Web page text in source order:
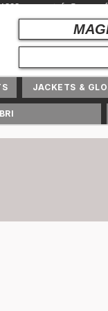
1982 + info@
JACKETS &